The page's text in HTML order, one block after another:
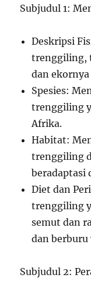
Subjudul 1:
Deskripsi
trenggiling,
dan
Spesies:
trenggiling
Afrika.
Habitat:
trenggiling
beradaptasi
Diet dan
trenggiling
semut dan
dan berburu
Subjudul 2: